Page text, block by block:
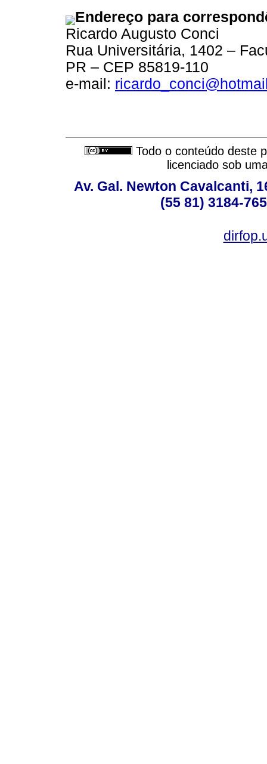
Endereço para
Ricardo Augusto Conci
Rua Universitária, 1402 –
PR – CEP 85819-110
e-mail:
Todo o conteúdo deste
licenciado sob
Av. Gal. Newton Cavalcanti,
(55 81) 3184-